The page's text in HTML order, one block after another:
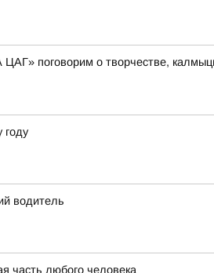
поговорим о творчестве,
году
водитель
часть любого человека